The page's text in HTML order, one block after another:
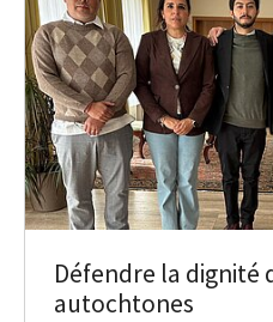
Défendre la dignité
autochtones